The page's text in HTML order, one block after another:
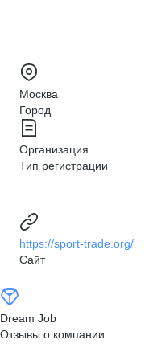
Москва
Город
Организация
Тип регистрации
https://sport-trade.org/
Сайт
Dream Job
Отзывы о компании